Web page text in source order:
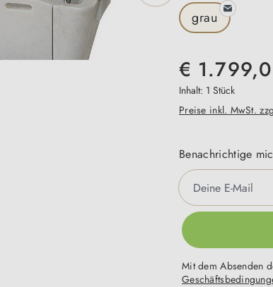
grau
€
Inhalt: 1 Stück
Preise inkl. MwSt.
Benachrichtige
Deine E-Mail
Mit dem Absenden